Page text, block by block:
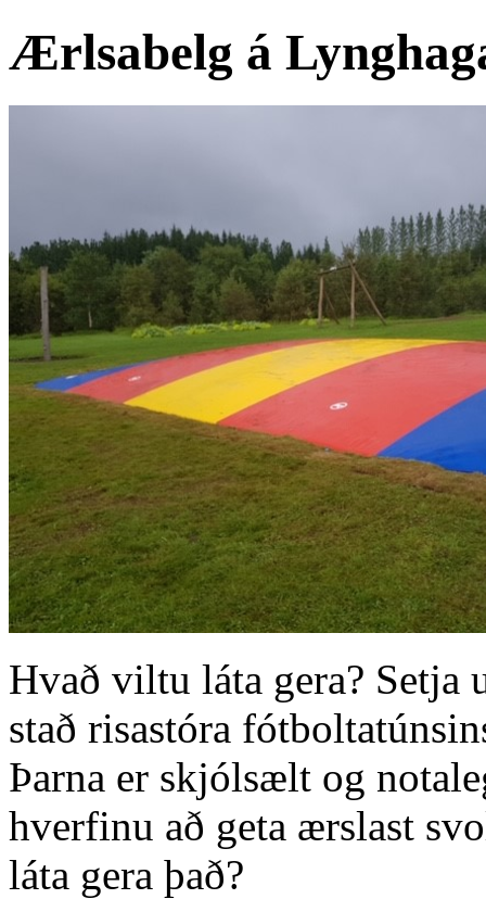
Ærlsabelg á
Hvað viltu láta gera? Setja
stað risastóra
Þarna er skjólsælt og
hverfinu að geta ærslast
láta gera það?